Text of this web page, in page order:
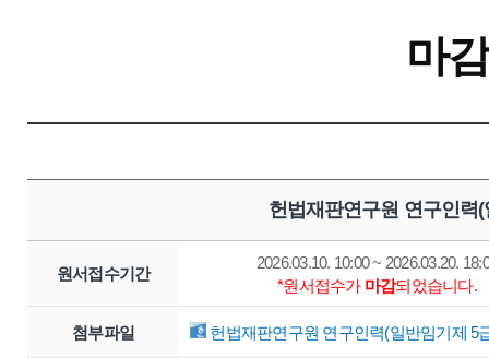
마
헌법재판연구원 연구인력
원서접수기간
2026.03.10. 10:00 ~ 2026.03.20.
*원서접수가 마감되었습니다.
첨부파일 헌법재판연구원 연구인력(일반임기제 5